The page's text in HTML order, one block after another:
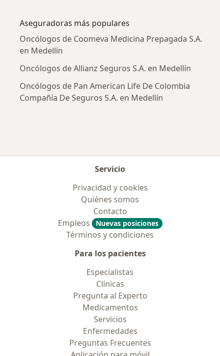
Aseguradoras más populares
Oncólogos de Coomeva Medicina Prepagada S.A.
en Medellín
Oncólogos de Allianz Seguros S.A. en Medellín
Oncólogos de Pan American Life De Colombia
Compañía De Seguros S.A. en Medellín
Servicio
Privacidad y cookies
Quiénes somos
Contacto
Empleos
Nuevas posiciones
Términos y condiciones
Para los pacientes
Especialistas
Clínicas
Pregunta al Experto
Medicamentos
Servicios
Enfermedades
Preguntas Frecuentes